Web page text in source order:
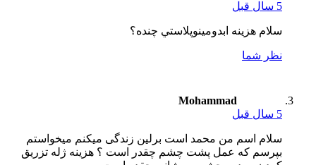
سلام هزينه ابدومينوپلاستي چنده؟
نظر شما
Mohammad
سلام اسم من محمد است برلین زندگی میکنم میخواستم
بپرسم که عمل پشت چشم چقدر است ؟ هزینه ژله تزریق